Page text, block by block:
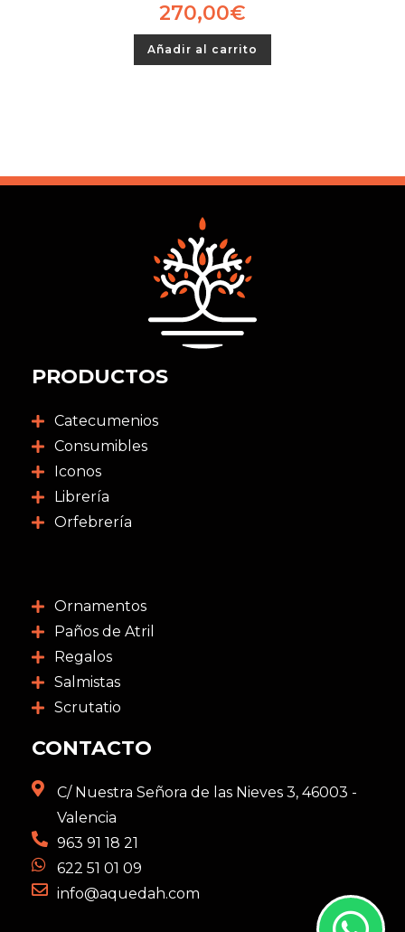
270,00€
Añadir al carrito
PRODUCTOS
Catecumenios
Consumibles
Iconos
Librería
Orfebrería
Ornamentos
Paños de Atril
Regalos
Salmistas
Scrutatio
CONTACTO
C/ Nuestra Señora de las Nieves 3, 46003 -
Valencia
963 91 18 21
622 51 01 09
info@aquedah.com